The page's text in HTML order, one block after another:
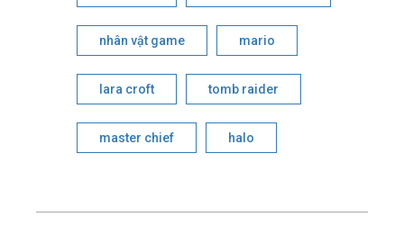
nhân vật game mario
lara croft tomb raider
master chief halo